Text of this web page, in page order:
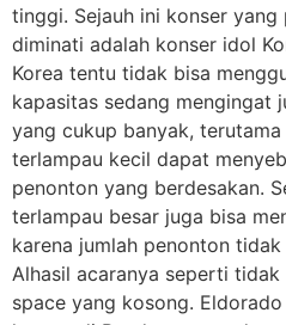
tinggi. Sejauh ini konser
diminati adalah konser idol
Korea tentu tidak bisa
kapasitas sedang mengingat
yang cukup banyak,
terlampau kecil dapat
penonton yang berdesakan.
terlampau besar juga bisa
karena jumlah penonton
Alhasil acaranya seperti tidak
space yang kosong.